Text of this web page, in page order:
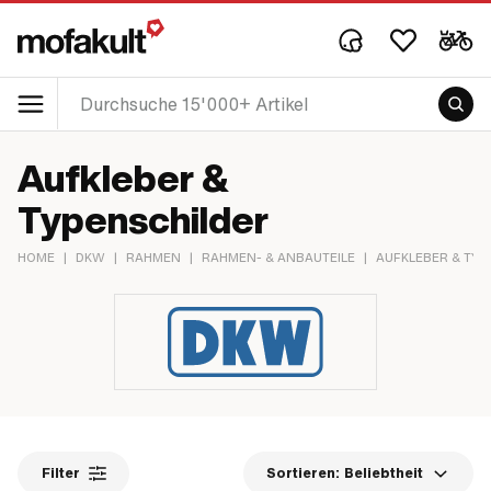
Aufkleber &
Typenschilder
HOME | DKW | RAHMEN | RAHMEN- & ANBAUTEILE | AUFKLEBER &
Filter Sortieren: Beliebtheit